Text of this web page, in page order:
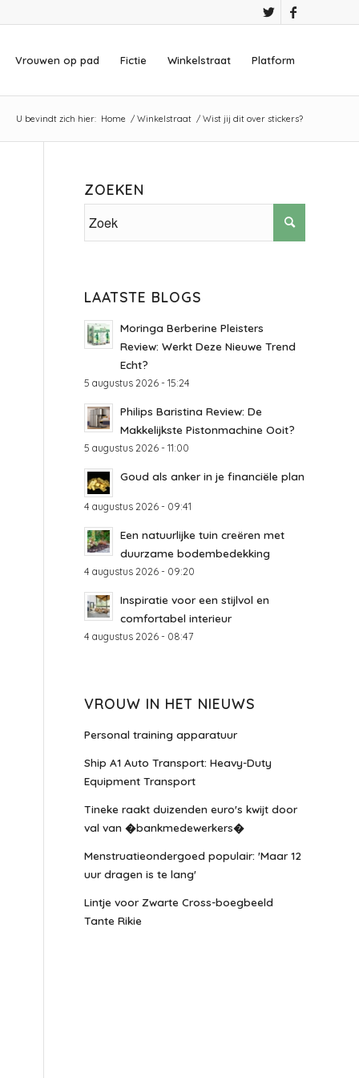
Vrouwen op pad Fictie Winkelstraat Platform
U bevindt zich hier: Home / Winkelstraat / Wist jij dit over stickers?
ZOEKEN
LAATSTE BLOGS
Moringa Berberine Pleisters
Review: Werkt Deze Nieuwe Trend
Echt?
5 augustus 2026 - 15:24
Philips Baristina Review: De
Makkelijkste Pistonmachine Ooit?
5 augustus 2026 - 11:00
Goud als anker in je financiële plan
4 augustus 2026 - 09:41
Een natuurlijke tuin creëren met
duurzame bodembedekking
4 augustus 2026 - 09:20
Inspiratie voor een stijlvol en
comfortabel interieur
4 augustus 2026 - 08:47
VROUW IN HET NIEUWS
Personal training apparatuur
Ship A1 Auto Transport: Heavy-Duty
Equipment Transport
Tineke raakt duizenden euro's kwijt door
val van �bankmedewerkers�
Menstruatieondergoed populair: 'Maar 12
uur dragen is te lang'
Lintje voor Zwarte Cross-boegbeeld
Tante Rikie